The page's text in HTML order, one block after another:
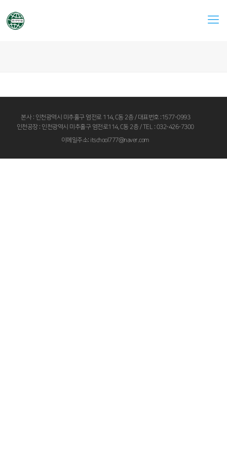
본사 : 인천광역시 미추홀구 염전로 114, C동 2층 / 대표번호 :1577-0993
인천공장 : 인천광역시 미추홀구 염전로114, C동 2층 / TEL : 032-426-7300
이메일주소: itschool777@naver.com